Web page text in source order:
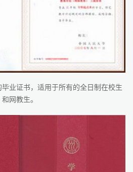
业证书，适用于所有的全日制在校生
和网教生。